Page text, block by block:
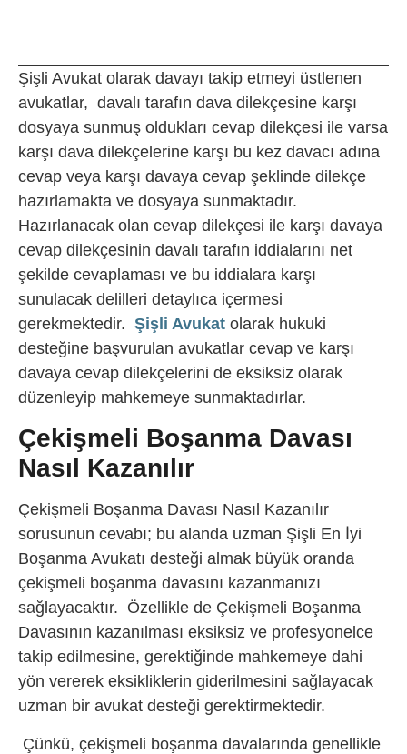
Şişli Avukat olarak davayı takip etmeyi üstlenen
avukatlar, davalı tarafın dava dilekçesine karşı
dosyaya sunmuş oldukları cevap dilekçesi ile varsa
karşı dava dilekçelerine karşı bu kez davacı adına
cevap veya karşı davaya cevap şeklinde dilekçe
hazırlamakta ve dosyaya sunmaktadır.
Hazırlanacak olan cevap dilekçesi ile karşı davaya
cevap dilekçesinin davalı tarafın iddialarını net
şekilde cevaplaması ve bu iddialara karşı
sunulacak delilleri detaylıca içermesi
gerekmektedir. Şişli Avukat olarak hukuki
desteğine başvurulan avukatlar cevap ve karşı
davaya cevap dilekçelerini de eksiksiz olarak
düzenleyip mahkemeye sunmaktadırlar.
Çekişmeli Boşanma Davası
Nasıl Kazanılır
Çekişmeli Boşanma Davası Nasıl Kazanılır
sorusunun cevabı; bu alanda uzman Şişli En İyi
Boşanma Avukatı desteği almak büyük oranda
çekişmeli boşanma davasını kazanmanızı
sağlayacaktır. Özellikle de Çekişmeli Boşanma
Davasının kazanılması eksiksiz ve profesyonelce
takip edilmesine, gerektiğinde mahkemeye dahi
yön vererek eksikliklerin giderilmesini sağlayacak
uzman bir avukat desteği gerektirmektedir.
Çünkü, çekişmeli boşanma davalarında genellikle